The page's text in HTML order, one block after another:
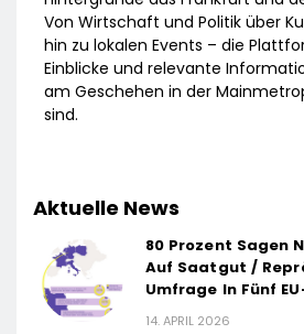
Von Wirtschaft und Politik über
hin zu lokalen Events – die
Einblicke und relevante
am Geschehen in der
sind.
Aktuelle News
80 Prozent Sagen
Auf Saatgut /
Umfrage In Fünf
14. APRIL 2026